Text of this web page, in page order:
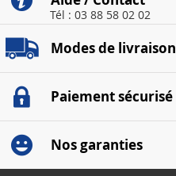
Tél : 03 88 58 02 02
Modes de livraison
Paiement sécurisé
Nos garanties